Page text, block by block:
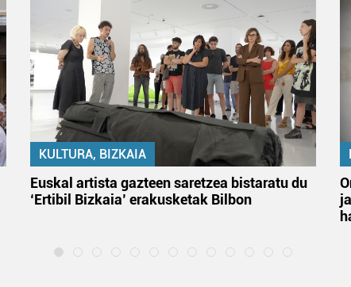
KULTURA, BIZKAIA
Euskal artista gazteen saretzea bistaratu du
‘Ertibil Bizkaia’ erakusketak Bilbon